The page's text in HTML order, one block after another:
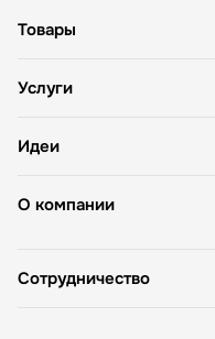
О компании
Товары
Услуги
Идеи
Сотрудничество